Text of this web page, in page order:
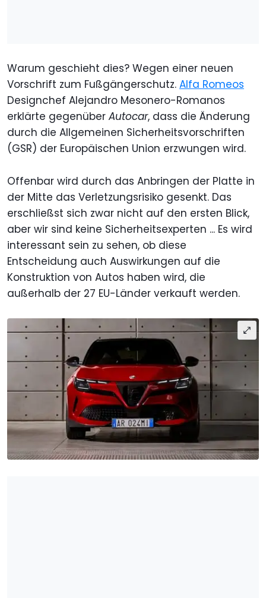
Warum geschieht dies? Wegen einer neuen
Vorschrift zum Fußgängerschutz. Alfa Romeos
Designchef Alejandro Mesonero-Romanos
erklärte gegenüber Autocar, dass die Änderung
durch die Allgemeinen Sicherheitsvorschriften
(GSR) der Europäischen Union erzwungen wird.
Offenbar wird durch das Anbringen der Platte in
der Mitte das Verletzungsrisiko gesenkt. Das
erschließst sich zwar nicht auf den ersten Blick,
aber wir sind keine Sicherheitsexperten ... Es wird
interessant sein zu sehen, ob diese
Entscheidung auch Auswirkungen auf die
Konstruktion von Autos haben wird, die
außerhalb der 27 EU-Länder verkauft werden.